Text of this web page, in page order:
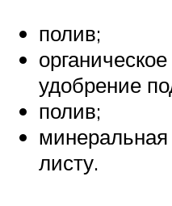
полив;
удобрение
полив;
листу.